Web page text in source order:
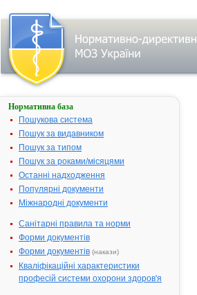
Нормативна база
Пошукова система
Пошук за видавником
Пошук за типом
Пошук за роками/місяцями
Останні надходження
Популярні документи
Міжнародні документи
Санітарні правила та норми
Форми документів
Форми документів (накази)
Кваліфікаційні характеристики
професій системи охорони здоров'я